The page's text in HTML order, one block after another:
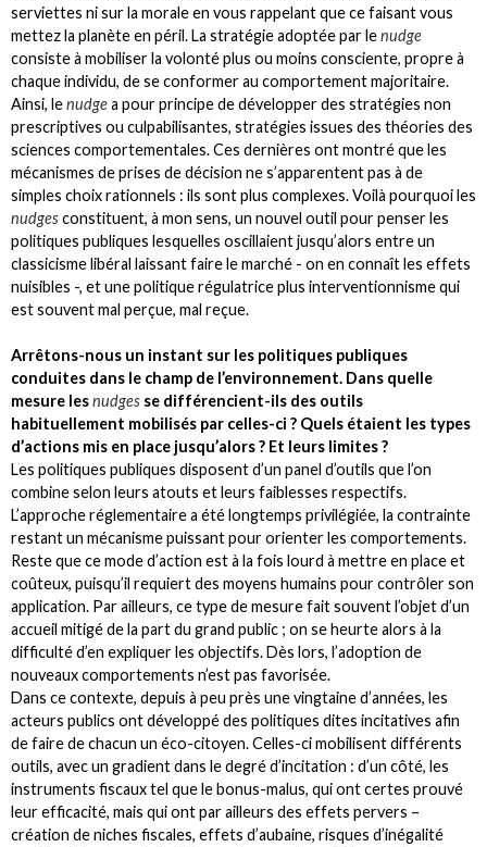
serviettes ni sur la morale en vous rappelant que ce faisant vous
mettez la planète en péril. La stratégie adoptée par lenudge
consiste à mobiliser la volonté plus ou moins consciente, propre à
chaque individu, de se conformer au comportement majoritaire.
Ainsi, lenudgea pour principe de développer des stratégies non
prescriptives ou culpabilisantes, stratégies issues des théories des
sciences comportementales. Ces dernières ont montré que les
mécanismes de prises de décision ne s’apparentent pas à de
simples choix rationnels : ils sont plus complexes. Voilà pourquoi les
nudgesconstituent, à mon sens, un nouvel outil pour penser les
politiques publiques lesquelles oscillaient jusqu’alors entre un
classicisme libéral laissant faire le marché - on en connaît les effets
nuisibles -, et une politique régulatrice plus interventionnisme qui
est souvent mal perçue, mal reçue.
Arrêtons-nous un instant sur les politiques publiques
conduites dans le champ de l’environnement. Dans quelle
mesure lesnudges se différencient-ils des outils
habituellement mobilisés par celles-ci ? Quels étaient les types
d’actions mis en place jusqu’alors ? Et leurs limites ?
Les politiques publiques disposent d’un panel d’outils que l’on
combine selon leurs atouts et leurs faiblesses respectifs.
L’approche réglementaire a été longtemps privilégiée, la contrainte
restant un mécanisme puissant pour orienter les comportements.
Reste que ce mode d’action est à la fois lourd à mettre en place et
coûteux, puisqu’il requiert des moyens humains pour contrôler son
application. Par ailleurs, ce type de mesure fait souvent l’objet d’un
accueil mitigé de la part du grand public ; on se heurte alors à la
difficulté d’en expliquer les objectifs. Dès lors, l’adoption de
nouveaux comportements n’est pas favorisée.
Dans ce contexte, depuis à peu près une vingtaine d’années, les
acteurs publics ont développé des politiques dites incitatives afin
de faire de chacun un éco-citoyen. Celles-ci mobilisent différents
outils, avec un gradient dans le degré d’incitation : d’un côté, les
instruments fiscaux tel que le bonus-malus, qui ont certes prouvé
leur efficacité, mais qui ont par ailleurs des effets pervers –
création de niches fiscales, effets d’aubaine, risques d’inégalité